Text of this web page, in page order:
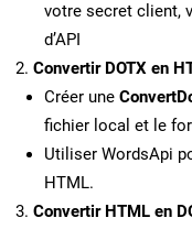
votre secret client,
d’API
Convertir DOTX en
Créer une
fichier local et le
Utiliser WordsApi
HTML.
Convertir HTML en